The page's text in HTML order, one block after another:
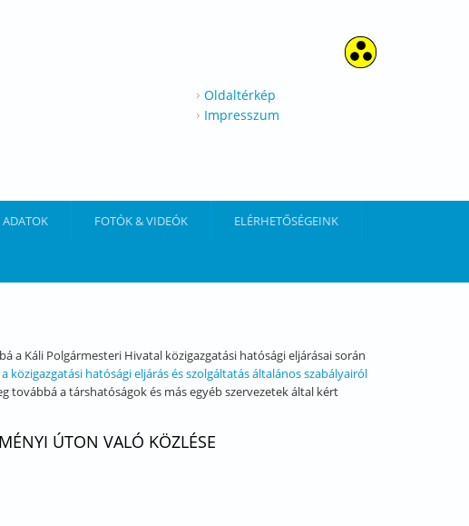
Oldaltérkép
Impresszum
ADATOK FOTÓK & VIDEÓK ELÉRHETŐSÉGEINK
a Káli Polgármesteri Hivatal közigazgatási hatósági eljárásai során
a közigazgatási hatósági eljárás és szolgáltatás általános szabályairól
továbbá a társhatóságok és más egyéb szervezetek által kért
ÚTON VALÓ KÖZLÉSE